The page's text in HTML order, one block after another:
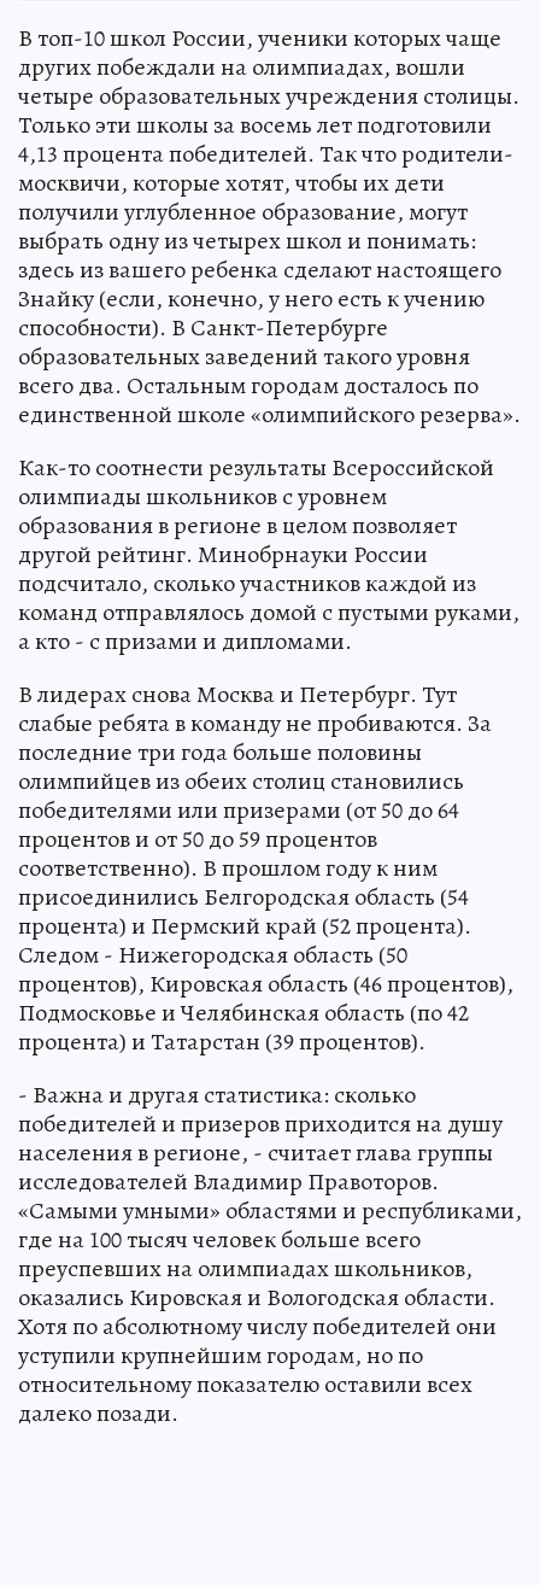
В топ-10 школ России, ученики которых чаще
других побеждали на олимпиадах, вошли
четыре образовательных учреждения столицы.
Только эти школы за восемь лет подготовили
4,13 процента победителей. Так что родители-
москвичи, которые хотят, чтобы их дети
получили углубленное образование, могут
выбрать одну из четырех школ и понимать:
здесь из вашего ребенка сделают настоящего
Знайку (если, конечно, у него есть к учению
способности). В Санкт-Петербурге
образовательных заведений такого уровня
всего два. Остальным городам досталось по
единственной школе «олимпийского резерва».
Как-то соотнести результаты Всероссийской
олимпиады школьников с уровнем
образования в регионе в целом позволяет
другой рейтинг. Мин­обрнауки России
подсчитало, сколько участников каждой из
команд отправлялось домой с пустыми руками,
а кто - с призами и дипломами.
В лидерах снова Москва и Петербург. Тут
слабые ребята в команду не пробиваются. За
последние три года больше половины
олимпийцев из обеих столиц становились
победителями или призерами (от 50 до 64
процентов и от 50 до 59 процентов
соответственно). В прошлом году к ним
присоединились Белгородская область (54
процента) и Пермский край (52 процента).
Следом - Нижегородская область (50
процентов), Кировская область (46 процентов),
Подмосковье и Челябинская область (по 42
процента) и Татарстан (39 процентов).
- Важна и другая статистика: сколько
победителей и призеров приходится на душу
населения в регионе, - считает глава группы
исследователей Владимир Правоторов.
«Самыми умными» областями и республиками,
где на 100 тысяч человек больше всего
преуспевших на олимпиадах школьников,
оказались Кировская и Вологодская области.
Хотя по абсолютному числу победителей они
уступили крупнейшим городам, но по
относительному показателю оставили всех
далеко позади.